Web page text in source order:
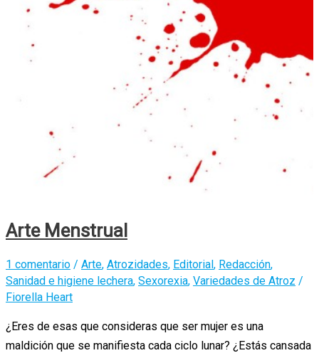
Arte Menstrual
1 comentario / Arte, Atrozidades, Editorial, Redacción,
Sanidad e higiene lechera, Sexorexia, Variedades de Atroz /
Fiorella Heart
¿Eres de esas que consideras que ser mujer es una
maldición que se manifiesta cada ciclo lunar? ¿Estás cansada